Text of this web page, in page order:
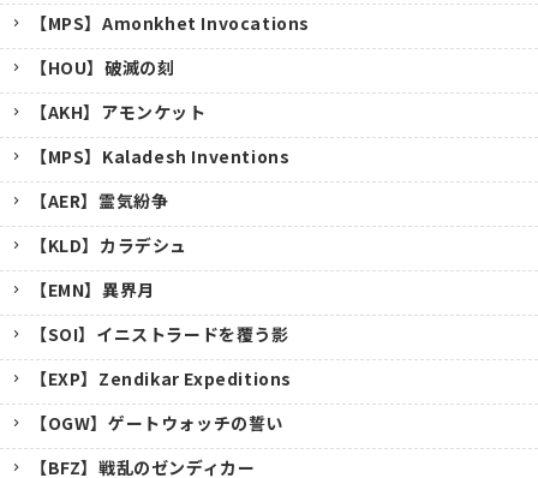
【MPS】Amonkhet Invocations
【HOU】破滅の刻
【AKH】アモンケット
【MPS】Kaladesh Inventions
【AER】霊気紛争
【KLD】カラデシュ
【EMN】異界月
【SOI】イニストラードを覆う影
【EXP】Zendikar Expeditions
【OGW】ゲートウォッチの誓い
【BFZ】戦乱のゼンディカー